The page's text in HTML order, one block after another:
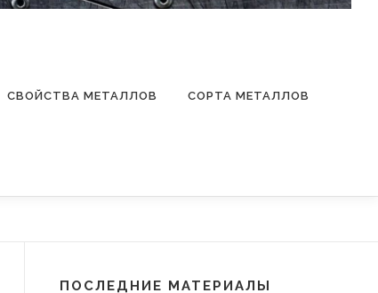
СВОЙСТВА МЕТАЛЛОВ СОРТА МЕТАЛЛОВ
ПОСЛЕДНИЕ МАТЕРИАЛЫ